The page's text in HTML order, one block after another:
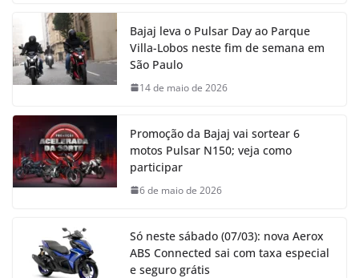
Bajaj leva o Pulsar Day ao Parque
Villa-Lobos neste fim de semana em
São Paulo
14 de maio de 2026
Promoção da Bajaj vai sortear 6
motos Pulsar N150; veja como
participar
6 de maio de 2026
Só neste sábado (07/03): nova Aerox
ABS Connected sai com taxa especial
e seguro grátis